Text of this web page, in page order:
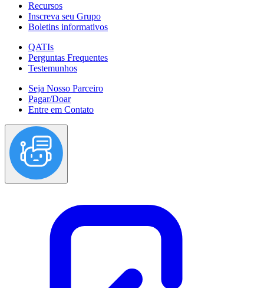
Recursos
Inscreva seu Grupo
Boletins informativos
QATIs
Perguntas Frequentes
Testemunhos
Seja Nosso Parceiro
Pagar/Doar
Entre em Contato